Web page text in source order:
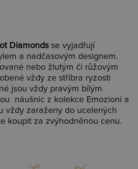
Diamonds se vyjadřují
a nadčasovým designem.
nebo žlutým či růžovým
vždy ze stříbra ryzosti
jsou vždy pravým bílým
náušnic z kolekce Emozioni a
vždy zaraženy do ucelených
koupit za zvýhodněnou cenu.